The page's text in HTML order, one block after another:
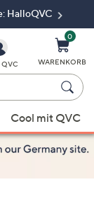
HalloQVC
QVC
0
WARENKORB
Cool mit QVC